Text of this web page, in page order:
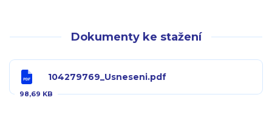
Dokumenty ke stažení
104279769_Usneseni.pdf
98,69 KB